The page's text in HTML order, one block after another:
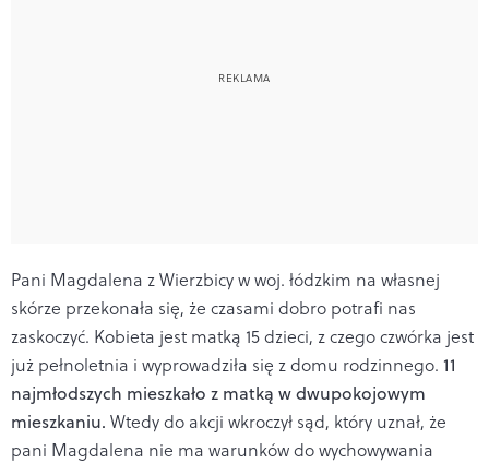
Pani Magdalena z Wierzbicy w woj. łódzkim na własnej
skórze przekonała się, że czasami dobro potrafi nas
zaskoczyć. Kobieta jest matką 15 dzieci, z czego czwórka jest
już pełnoletnia i wyprowadziła się z domu rodzinnego. 11
najmłodszych mieszkało z matką w dwupokojowym
mieszkaniu. Wtedy do akcji wkroczył sąd, który uznał, że
pani Magdalena nie ma warunków do wychowywania